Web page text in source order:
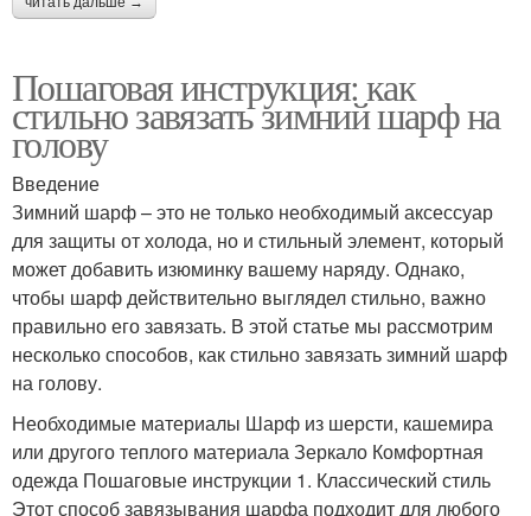
Пошаговая инструкция: как
стильно завязать зимний шарф на
голову
Введение
Зимний шарф – это не только необходимый аксессуар
для защиты от холода, но и стильный элемент, который
может добавить изюминку вашему наряду. Однако,
чтобы шарф действительно выглядел стильно, важно
правильно его завязать. В этой статье мы рассмотрим
несколько способов, как стильно завязать зимний шарф
на голову.
Необходимые материалы Шарф из шерсти, кашемира
или другого теплого материала Зеркало Комфортная
одежда Пошаговые инструкции 1. Классический стиль
Этот способ завязывания шарфа подходит для любого